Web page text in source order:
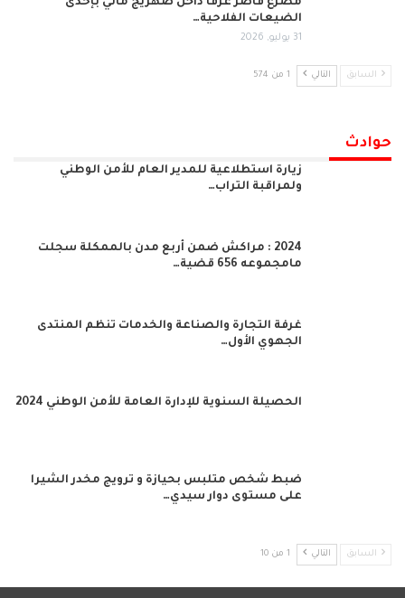
الضيعات الفلاحية…
31 يوليو, 2026
السابق التالي 1 من 574
حوادث
زيارة استطلاعية للمدير العام للأمن الوطني
ولمراقبة التراب…
2024 : مراكش ضمن أربع مدن بالممكلة سجلت
مامجموعه 656 قضية…
غرفة التجارة والصناعة والخدمات تنظم المنتدى
الجهوي الأول…
الحصيلة السنوية للإدارة العامة للأمن الوطني 2024
ضبط شخص متلبس بحيازة و ترويج مخدر الشيرا
على مستوى دوار سيدي…
السابق التالي 1 من 10